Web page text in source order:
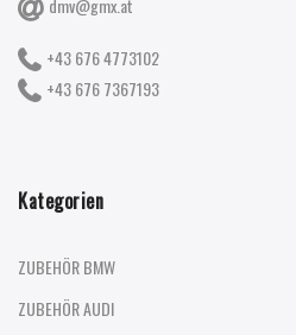
dmv@gmx.at
+43 676 4773102
+43 676 7367193
Kategorien
ZUBEHÖR BMW
ZUBEHÖR AUDI